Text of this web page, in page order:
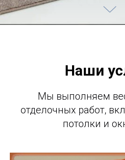
Наши
Мы выполняем
отделочных работ,
потолки и